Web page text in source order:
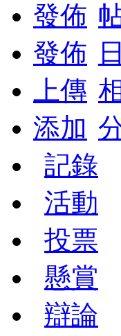
發佈
發佈
上傳
添加
記錄
活動
投票
懸賞
辯論